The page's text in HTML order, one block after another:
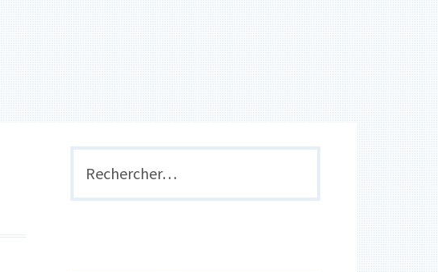
BARRE
LATÉRALE